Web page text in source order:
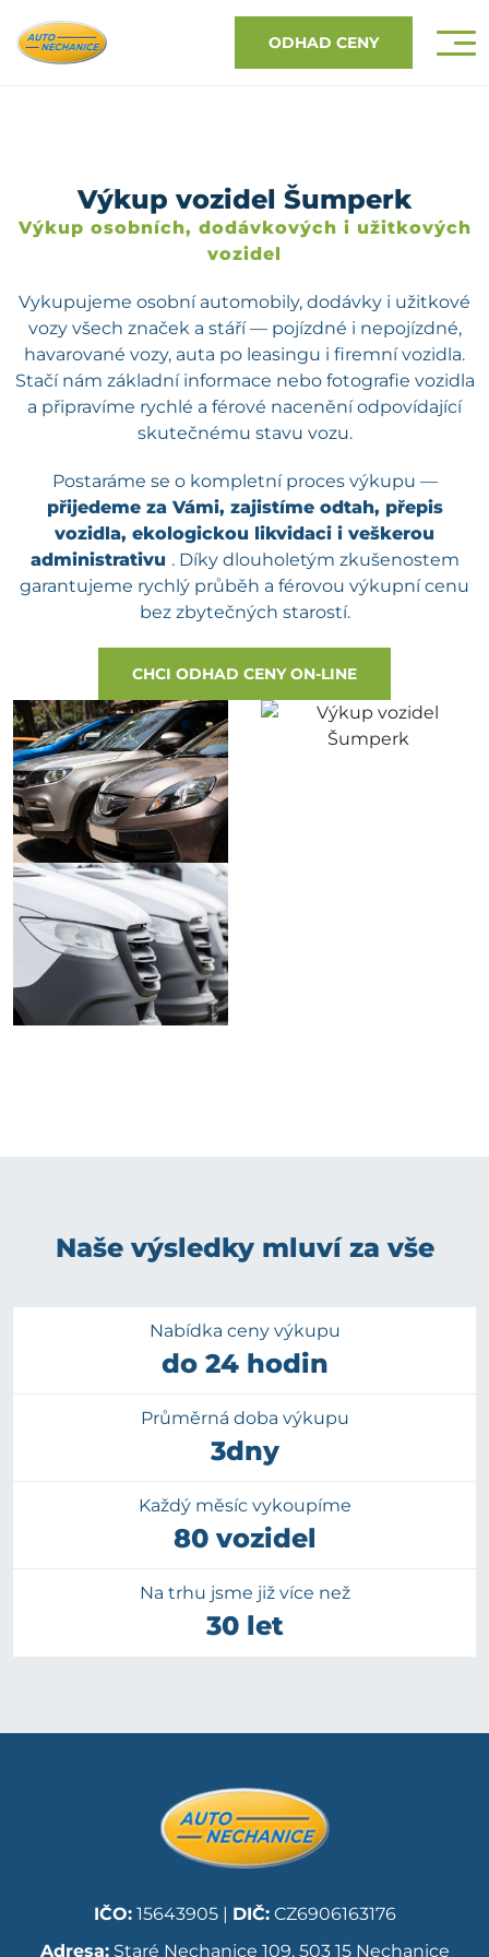
ODHAD CENY
Výkup vozidel Šumperk
Výkup osobních, dodávkových i užitkových
vozidel
Vykupujeme osobní automobily, dodávky i užitkové
vozy všech značek a stáří — pojízdné i nepojízdné,
havarované vozy, auta po leasingu i firemní vozidla.
Stačí nám základní informace nebo fotografie vozidla
a připravíme rychlé a férové nacenění odpovídající
skutečnému stavu vozu.
Postaráme se o kompletní proces výkupu —
přijedeme za Vámi, zajistíme odtah, přepis
vozidla, ekologickou likvidaci i veškerou
administrativu . Díky dlouholetým zkušenostem
garantujeme rychlý průběh a férovou výkupní cenu
bez zbytečných starostí.
CHCI ODHAD CENY ON-LINE
Naše výsledky mluví za vše
Nabídka ceny výkupu
do 24 hodin
Průměrná doba výkupu
3dny
Každý měsíc vykoupíme
80 vozidel
Na trhu jsme již více než
30 let
IČO:15643905 | DIČ:CZ6906163176
Adresa:Staré Nechanice 109, 503 15 Nechanice